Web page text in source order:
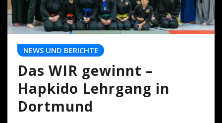
NEWS UND BERICHTE
Das WIR gewinnt –
Hapkido Lehrgang in
Dortmund